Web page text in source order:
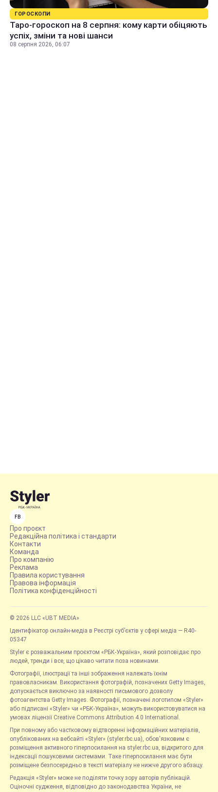
ГОРОСКОПИ
Таро-гороскоп на 8 серпня: кому карти обіцяють
успіх, зміни та нові шанси
08 серпня 2026, 06:07
FB
Про проєкт
Редакційна політика і стандарти
Контакти
Команда
Про компанію
Реклама
Правила користування
Правова інформація
Політика конфіденційності
© 2026 LLC «UBT MEDIA»
Ідентифікатор онлайн-медіа в Реєстрі суб’єктів у сфері медіа — R40-
05347
Styler є розважальним проєктом «РБК-Україна», який розповідає про
людей, тренди і все, що цікаво читати поза новинами.
Фотографії, ілюстрації та інші зображення належать їхнім
правовласникам. Використання фотографій, позначених Getty Images,
допускається виключно за наявності письмового дозволу
фотоагентства Getty Images. Фотографії, позначені логотипом «Styler»
або підписані «Styler» чи «РБК-Україна», можуть використовуватися на
умовах ліцензії Creative Commons Attribution 4.0 International.
При повному або частковому відтворенні інформаційних матеріалів,
опублікованих на вебсайті «Styler» (styler.rbc.ua), обов'язковим є
розміщення активного гіперпосилання на styler.rbc.ua, відкритого для
індексації пошуковими системами. Таке гіперпосилання має бути
розміщене безпосередньо в тексті матеріалу не нижче другого абзацу.
Редакція «Styler» може не поділяти точку зору авторів публікацій.
Оціночні судження, відповідно до законодавства України, не